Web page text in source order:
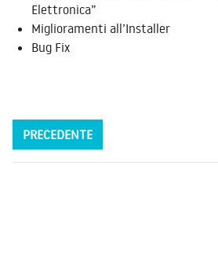
Elettronica”
Miglioramenti all’Installer
Bug Fix
PRECEDENTE